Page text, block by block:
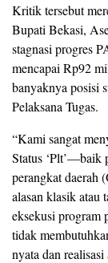
Kritik tersebut
Bupati Bekasi,
stagnasi progres
mencapai Rp92
banyaknya posisi
Pelaksana Tugas.
“Kami sangat
Status ‘Plt’—baik
perangkat daerah
alasan klasik atau
eksekusi program
tidak
nyata dan